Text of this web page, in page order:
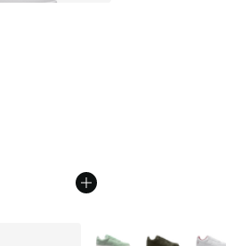
Plus de couleurs